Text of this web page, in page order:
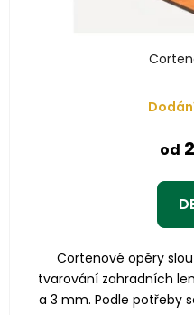
od
Cortenové opěry
tvarování zahradních
a 3 mm. Podle potřeby